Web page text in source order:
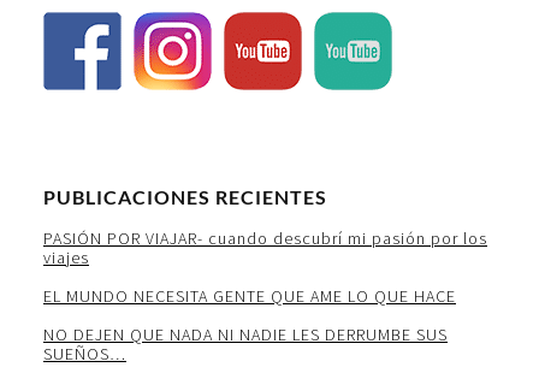
PUBLICACIONES RECIENTES
PASIÓN POR VIAJAR- cuando descubrí mi pasión por los
viajes
EL MUNDO NECESITA GENTE QUE AME LO QUE HACE
NO DEJEN QUE NADA NI NADIE LES DERRUMBE SUS
SUEÑOS…